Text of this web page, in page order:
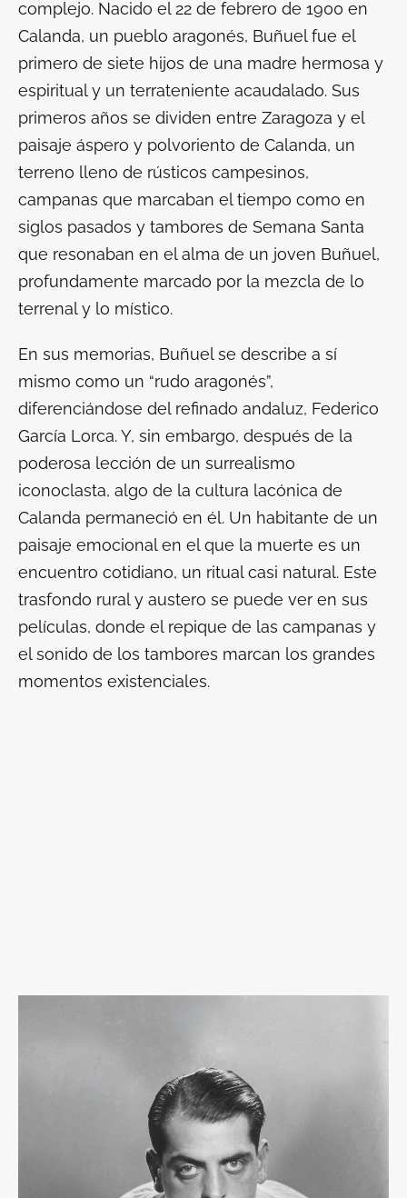
complejo. Nacido el 22 de febrero de 1900 en
Calanda, un pueblo aragonés, Buñuel fue el
primero de siete hijos de una madre hermosa y
espiritual y un terrateniente acaudalado. Sus
primeros años se dividen entre Zaragoza y el
paisaje áspero y polvoriento de Calanda, un
terreno lleno de rústicos campesinos,
campanas que marcaban el tiempo como en
siglos pasados y tambores de Semana Santa
que resonaban en el alma de un joven Buñuel,
profundamente marcado por la mezcla de lo
terrenal y lo místico.
En sus memorias, Buñuel se describe a sí
mismo como un “rudo aragonés”,
diferenciándose del refinado andaluz, Federico
García Lorca. Y, sin embargo, después de la
poderosa lección de un surrealismo
iconoclasta, algo de la cultura lacónica de
Calanda permaneció en él. Un habitante de un
paisaje emocional en el que la muerte es un
encuentro cotidiano, un ritual casi natural. Este
trasfondo rural y austero se puede ver en sus
películas, donde el repique de las campanas y
el sonido de los tambores marcan los grandes
momentos existenciales.